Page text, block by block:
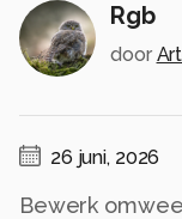
Rgb
door
26 juni, 2026
Bewerk